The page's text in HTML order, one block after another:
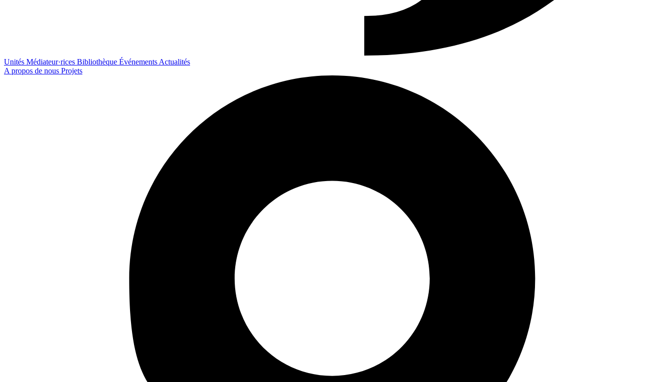
Unités Médiateur·rices Bibliothèque Événements Actualités
A propos de nous Projets